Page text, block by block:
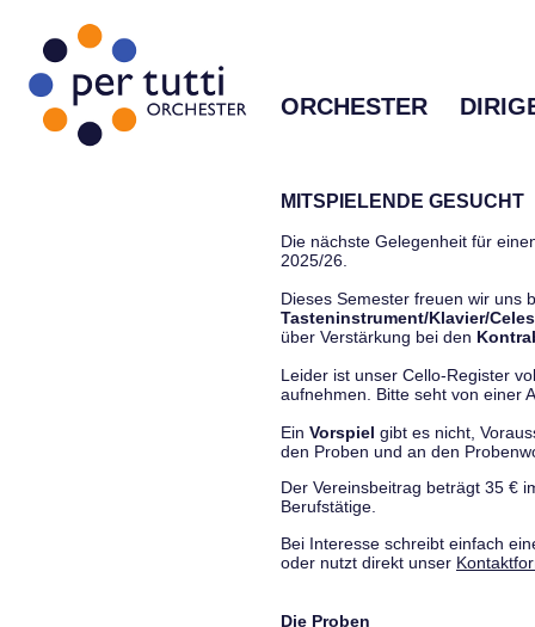
ORCHESTER
MITSPIELENDE GESUCHT
Die nächste Gelegenheit für
2025/26.
Dieses Semester freuen wir uns
Tasteninstrument/Klavier/
über Verstärkung bei den
Leider ist unser Cello-Register
aufnehmen. Bitte seht von einer
Ein Vorspiel gibt es nicht,
den Proben und an den
Der Vereinsbeitrag beträgt 35 €
Berufstätige.
Bei Interesse schreibt einfach
oder nutzt direkt unser
Die Proben